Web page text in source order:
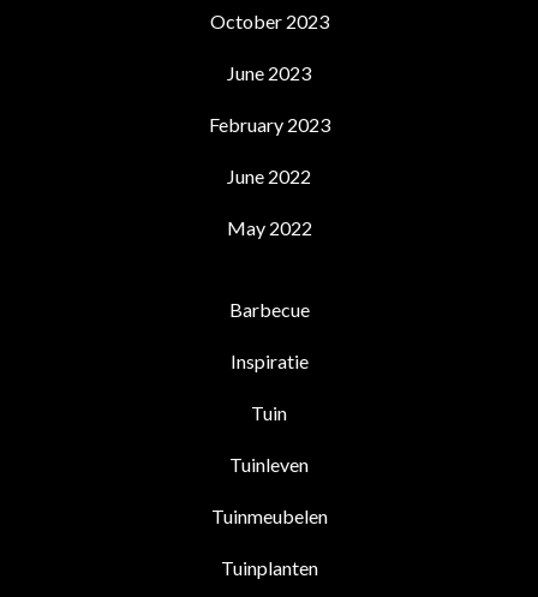
October 2023
June 2023
February 2023
June 2022
May 2022
Barbecue
Inspiratie
Tuin
Tuinleven
Tuinmeubelen
Tuinplanten